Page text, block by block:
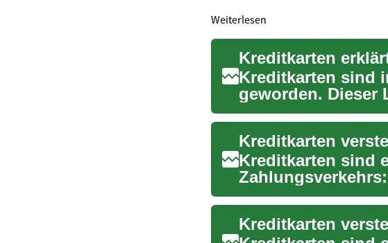
Weiterlesen
Kreditkarten
Kreditkarten sind
geworden. Dieser
wichtigsten ...
Kreditkarten sind
Zahlungen, schü...